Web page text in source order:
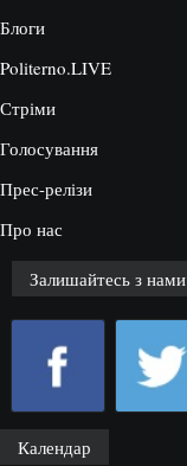
Блоги
Politerno.LIVE
Стріми
Голосування
Прес-релізи
Про нас
Залишайтесь з нами
Календар